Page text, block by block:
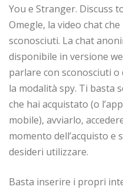
You e Stranger. Discuss
Omegle, la video chat
sconosciuti. La chat
disponibile in versione
parlare con sconosciuti
la modalità spy. Ti basta
che hai acquistato (o
mobile), avviarlo,
momento dell’acquisto e
desideri utilizzare.
Basta inserire i propri